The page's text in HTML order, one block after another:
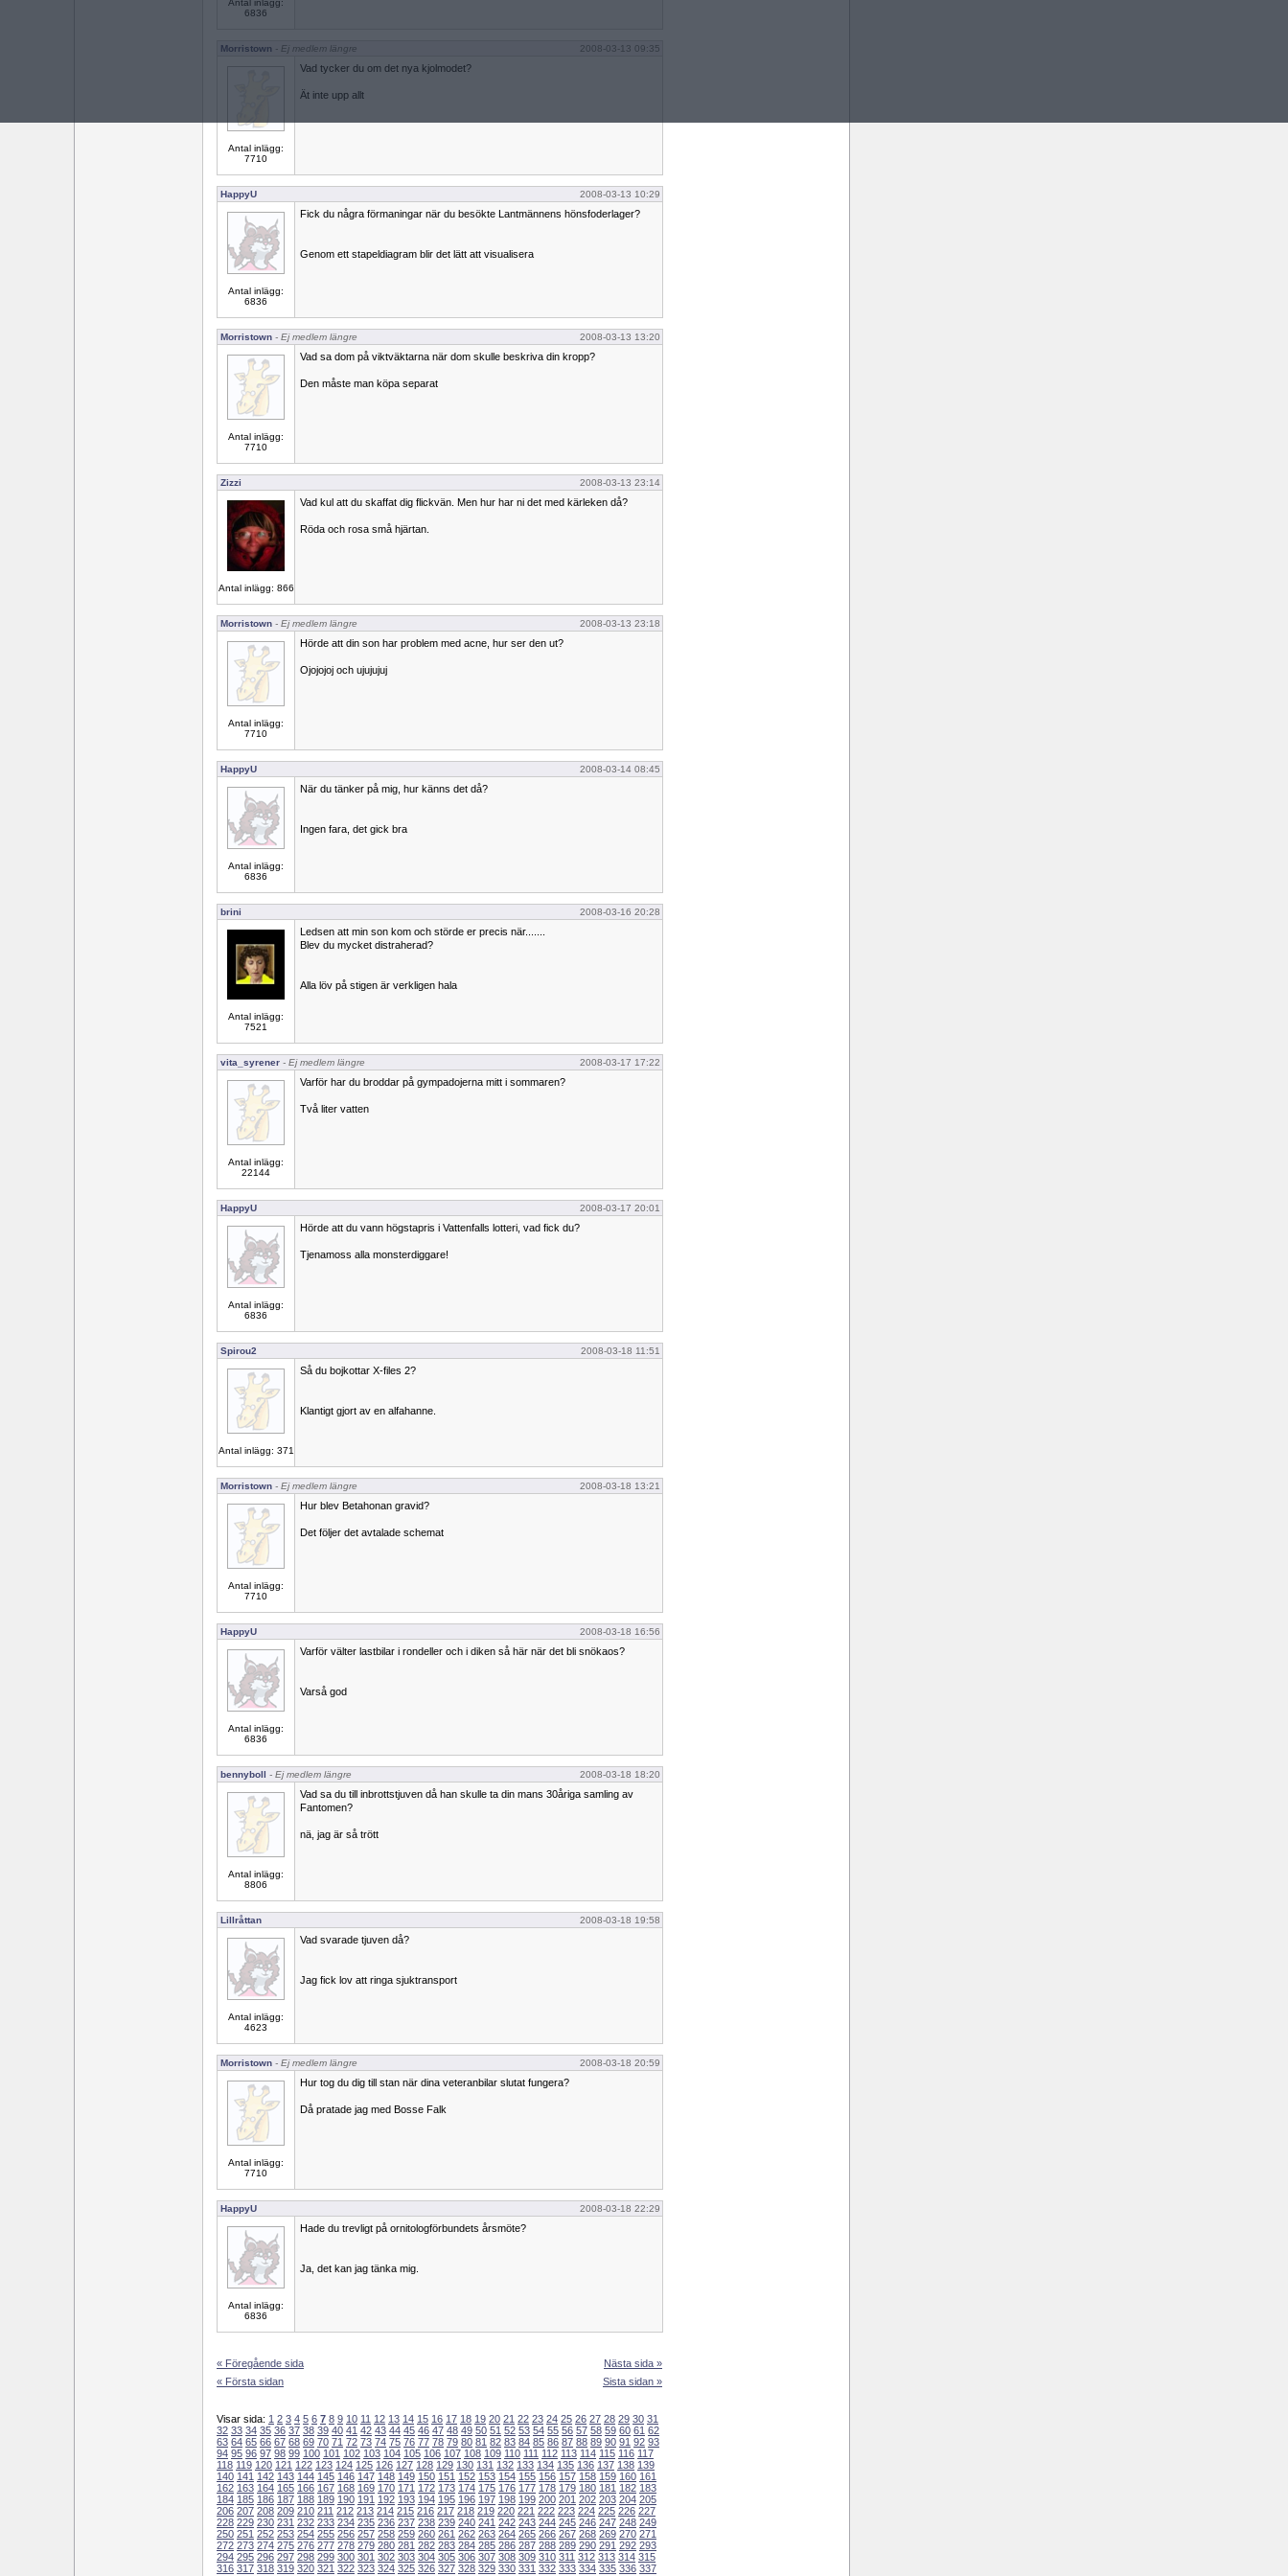
Antal inlägg:
6836
Morristown - Ej medlem längre 2008-03-13 09:35
Antal inlägg:
7710
Vad tycker du om det nya kjolmodet?
Ät inte upp allt
HappyU 2008-03-13 10:29
Antal inlägg:
6836
Fick du några förmaningar när du besökte Lantmännens hönsfoderlager?
Genom ett stapeldiagram blir det lätt att visualisera
Morristown - Ej medlem längre 2008-03-13 13:20
Antal inlägg:
7710
Vad sa dom på viktväktarna när dom skulle beskriva din kropp?
Den måste man köpa separat
Zizzi 2008-03-13 23:14
Antal inlägg: 866
Vad kul att du skaffat dig flickvän. Men hur har ni det med kärleken då?
Röda och rosa små hjärtan.
Morristown - Ej medlem längre 2008-03-13 23:18
Antal inlägg:
7710
Hörde att din son har problem med acne, hur ser den ut?
Ojojojoj och ujujujuj
HappyU 2008-03-14 08:45
Antal inlägg:
6836
När du tänker på mig, hur känns det då?
Ingen fara, det gick bra
brini 2008-03-16 20:28
Antal inlägg:
7521
Ledsen att min son kom och störde er precis när.......
Blev du mycket distraherad?
Alla löv på stigen är verkligen hala
vita_syrener - Ej medlem längre 2008-03-17 17:22
Antal inlägg:
22144
Varför har du broddar på gympadojerna mitt i sommaren?
Två liter vatten
HappyU 2008-03-17 20:01
Antal inlägg:
6836
Hörde att du vann högstapris i Vattenfalls lotteri, vad fick du?
Tjenamoss alla monsterdiggare!
Spirou2 2008-03-18 11:51
Antal inlägg: 371
Så du bojkottar X-files 2?
Klantigt gjort av en alfahanne.
Morristown - Ej medlem längre 2008-03-18 13:21
Antal inlägg:
7710
Hur blev Betahonan gravid?
Det följer det avtalade schemat
HappyU 2008-03-18 16:56
Antal inlägg:
6836
Varför välter lastbilar i rondeller och i diken så här när det bli snökaos?
Varså god
bennyboll - Ej medlem längre 2008-03-18 18:20
Antal inlägg:
8806
Vad sa du till inbrottstjuven då han skulle ta din mans 30åriga samling av
Fantomen?
nä, jag är så trött
Lillråttan 2008-03-18 19:58
Antal inlägg:
4623
Vad svarade tjuven då?
Jag fick lov att ringa sjuktransport
Morristown - Ej medlem längre 2008-03-18 20:59
Antal inlägg:
7710
Hur tog du dig till stan när dina veteranbilar slutat fungera?
Då pratade jag med Bosse Falk
HappyU 2008-03-18 22:29
Antal inlägg:
6836
Hade du trevligt på ornitologförbundets årsmöte?
Ja, det kan jag tänka mig.
« Föregående sida
« Första sidan
Nästa sida »
Sista sidan »
Visar sida: 1 2 3 4 5 6 7 8 9 10 11 12 13 14 15 16 17 18 19 20 21 22 23 24 25 26 27 28 29 30 31
32 33 34 35 36 37 38 39 40 41 42 43 44 45 46 47 48 49 50 51 52 53 54 55 56 57 58 59 60 61 62
63 64 65 66 67 68 69 70 71 72 73 74 75 76 77 78 79 80 81 82 83 84 85 86 87 88 89 90 91 92 93
94 95 96 97 98 99 100 101 102 103 104 105 106 107 108 109 110 111 112 113 114 115 116 117
118 119 120 121 122 123 124 125 126 127 128 129 130 131 132 133 134 135 136 137 138 139
140 141 142 143 144 145 146 147 148 149 150 151 152 153 154 155 156 157 158 159 160 161
162 163 164 165 166 167 168 169 170 171 172 173 174 175 176 177 178 179 180 181 182 183
184 185 186 187 188 189 190 191 192 193 194 195 196 197 198 199 200 201 202 203 204 205
206 207 208 209 210 211 212 213 214 215 216 217 218 219 220 221 222 223 224 225 226 227
228 229 230 231 232 233 234 235 236 237 238 239 240 241 242 243 244 245 246 247 248 249
250 251 252 253 254 255 256 257 258 259 260 261 262 263 264 265 266 267 268 269 270 271
272 273 274 275 276 277 278 279 280 281 282 283 284 285 286 287 288 289 290 291 292 293
294 295 296 297 298 299 300 301 302 303 304 305 306 307 308 309 310 311 312 313 314 315
316 317 318 319 320 321 322 323 324 325 326 327 328 329 330 331 332 333 334 335 336 337